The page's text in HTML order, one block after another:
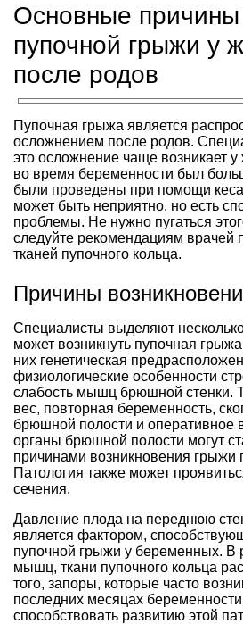
Основные причины
пупочной грыжи у
после родов
Пупочная грыжа является
осложнением после родов.
это осложнение чаще возникает
во время беременности был
были проведены при помощи
может быть неприятно, но есть
проблемы. Не нужно пугаться
следуйте рекомендациям врачей
тканей пупочного кольца.
Причины
Специалисты выделяют
может возникнуть пупочная
них генетическая
физиологические особенности
слабость мышц брюшной стенки.
вес, повторная беременность,
брюшной полости и оперативное
органы брюшной полости могут
причинами возникновения грыжи
Патология также может
сечения.
Давление плода на переднюю
является фактором,
пупочной грыжи у беременных. В
мышц, ткани пупочного кольца
того, запоры, которые часто
последних месяцах
способствовать развитию этой